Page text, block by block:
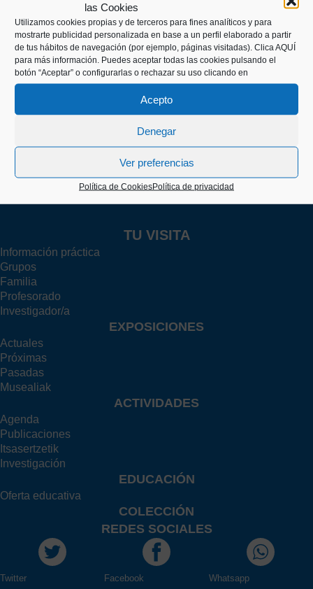
las Cookies
Utilizamos cookies propias y de terceros para fines analíticos y para
mostrarte publicidad personalizada en base a un perfil elaborado a partir
de tus hábitos de navegación (por ejemplo, páginas visitadas). Clica AQUÍ
para más información. Puedes aceptar todas las cookies pulsando el
botón “Aceptar” o configurarlas o rechazar su uso clicando en
Acepto
Denegar
Ver preferencias
Política de CookiesPolítica de privacidad
Kaiko pasealekua, 24
20003 Donostia (Gipuzkoa)
info@itsasmuseoa.eus
TU VISITA
Información práctica
Grupos
Familia
Profesorado
Investigador/a
EXPOSICIONES
Actuales
Próximas
Pasadas
Musealiak
ACTIVIDADES
Agenda
Publicaciones
Itsasertzetik
Investigación
EDUCACIÓN
Oferta educativa
COLECCIÓN
REDES SOCIALES
Twitter Facebook Whatsapp